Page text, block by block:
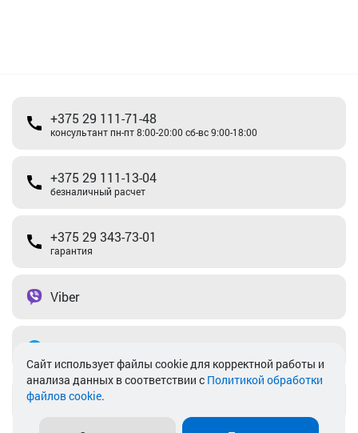
+375 29 111-71-48
консультант пн-пт 8:00-20:00 сб-вс 9:00-18:00
+375 29 111-13-04
безналичный расчет
+375 29 343-73-01
гарантия
Viber
info@akkamulik.by
Cайт использует файлы cookie для корректной работы и
анализа данных в соответствии с Политикой обработки
файлов cookie.